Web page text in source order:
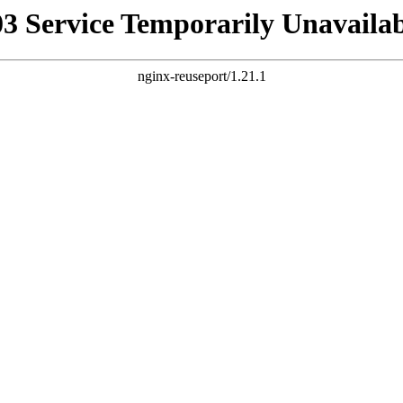
Service Temporarily
nginx-reuseport/1.21.1